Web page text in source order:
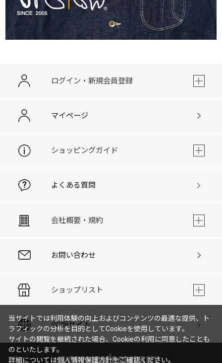
ログイン・新規会員登録
マイページ
ショッピングガイド
よくある質問
会社概要・規約
お問い合わせ
ショップリスト
PC版サイト
当サイトでは利用体験の向上およびコンテンツの最適な提供、ト
ラフィックの分析を目的としてCookieを使用しています。
サイトの閲覧を継続された場合、Cookieの利用に同意したことも
のといたします。
詳細については個人情報保護方針をご確認ください。